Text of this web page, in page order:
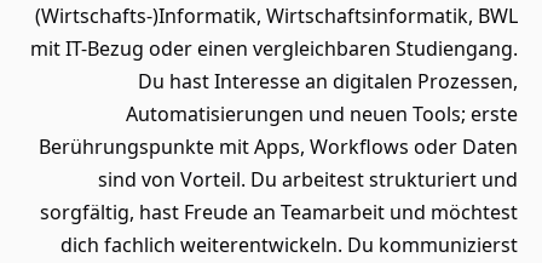
(Wirtschafts-)Informatik, Wirtschaftsinformatik, BWL
mit IT-Bezug oder einen vergleichbaren Studiengang.
Du hast Interesse an digitalen Prozessen,
Automatisierungen und neuen Tools; erste
Berührungspunkte mit Apps, Workflows oder Daten
sind von Vorteil. Du arbeitest strukturiert und
sorgfältig, hast Freude an Teamarbeit und möchtest
dich fachlich weiterentwickeln. Du kommunizierst